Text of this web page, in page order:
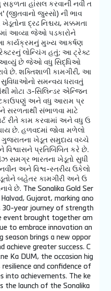
હાંસલ કરવાની નવી ત
જુસ્સો) ની ભાવ
દ્રઢ નિશ્ચય, મક્કમતા
આવ્યા જેઓ પડકારોને
આ કાર્યક્રમનું મુખ્ય આકર્ષણ
લોન્ચિંગ હતું; આ ટ્રેક્ટ
આવ્યું છે જેઓ વધુ સિદ્ધિઓ
છે. શક્તિશાળી કામગીરી, આ
સમન્વય ધરાવતું
મોટા ૩-સિલિન્ડર એન્જિન
અને વધુ આરામ પ્ર
સરળતાથી સંભાળવા માટે
રીતે કામ કરવામાં અને વધુ ઉ
છે. હળવદમાં જોવા મળેલો
ગુજરાતના ખેડૂત સમુદાય વચ્ચે
વિશ્વાસને પ્રતિબિંબિત કરે છે.
સમગ્ર ભારતના ખેડૂતો સુધી
અને વિશ્વ-સ્તરીય ઉકેલો
બહેતર કામગીરી અને ઉ
છે. The Sonalika Gold Ser
Gujarat, marking ano
30-year journey of strength
event brought together am
to embrace innovation an
season brings a new oppor
achieve greater success. C
Ka DUM, the occasion hig
and confidence of
into achievements. The ke
the launch of the Sonalika